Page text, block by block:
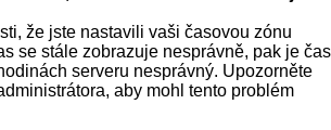
že jste nastavili vaši časovou zónu
se stále zobrazuje nesprávně, pak je čas
serveru nesprávný. Upozorněte
aby mohl tento problém